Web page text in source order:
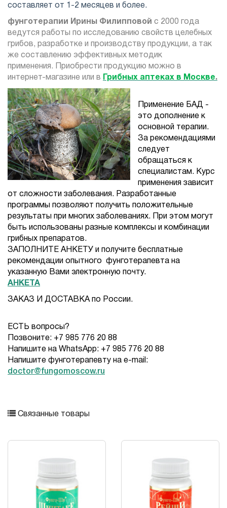
составляет от 1-2 месяцев и более.
фунготерапии Ирины Филипповой с 2000 года
ведутся работы по исследованию свойств целебных
грибов, разработке и производству продукции, а так
же составлению эффективных методик
применения. Приобрести продукцию можно в
интернет-магазине или в
Грибных аптеках в Москве.
Применение БАД -
это дополнение к
основной терапии.
За рекомендациями
следует
обращаться к
специалистам. Курс
применения зависит
от сложности заболевания. Разработанные
программы позволяют получить положительные
результаты при многих заболеваниях. При этом могут
быть использованы разные комплексы и комбинации
грибных препаратов.
ЗАПОЛНИТЕ АНКЕТУ и получите бесплатные
рекомендации опытного фунготерапевта на
указанную Вами электронную почту.
АНКЕТА
ЗАКАЗ И ДОСТАВКА по России.
ЕСТЬ вопросы?
Позвоните: +7 985 776 20 88
Напишите на WhatsApp: +7 985 776 20 88
Напишите фунготерапевту на e-mail:
doctor@fungomoscow.ru
Связанные товары